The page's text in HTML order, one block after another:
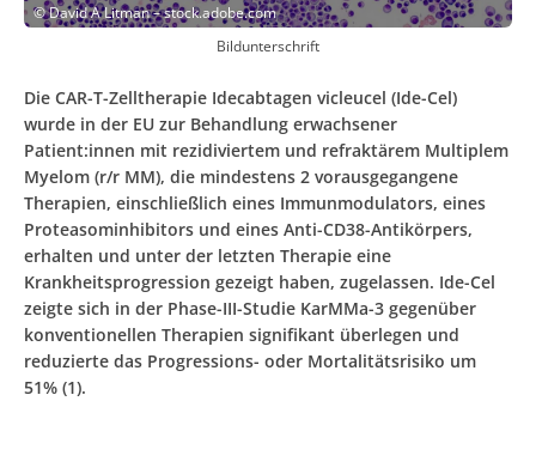
©David A Litman – stock.adobe.com
Bildunterschrift
Die CAR-T-Zelltherapie Idecabtagen vicleucel (Ide-Cel)
wurde in der EU zur Behandlung erwachsener
Patient:innen mit rezidiviertem und refraktärem Multiplem
Myelom (r/r MM), die mindestens 2 vorausgegangene
Therapien, einschließlich eines Immunmodulators, eines
Proteasominhibitors und eines Anti-CD38-Antikörpers,
erhalten und unter der letzten Therapie eine
Krankheitsprogression gezeigt haben, zugelassen. Ide-Cel
zeigte sich in der Phase-III-Studie KarMMa-3 gegenüber
konventionellen Therapien signifikant überlegen und
reduzierte das Progressions- oder Mortalitätsrisiko um
51% (1).